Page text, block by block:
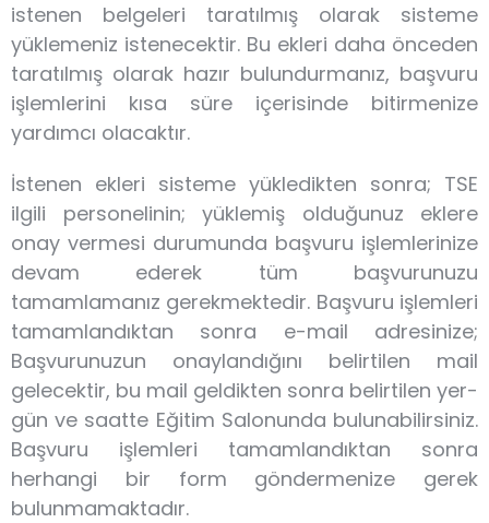
istenen belgeleri taratılmış olarak sisteme
yüklemeniz istenecektir. Bu ekleri daha önceden
taratılmış olarak hazır bulundurmanız, başvuru
işlemlerini kısa süre içerisinde bitirmenize
yardımcı olacaktır.
İstenen ekleri sisteme yükledikten sonra; TSE
ilgili personelinin; yüklemiş olduğunuz eklere
onay vermesi durumunda başvuru işlemlerinize
devam ederek tüm başvurunuzu
tamamlamanız gerekmektedir. Başvuru işlemleri
tamamlandıktan sonra e-mail adresinize;
Başvurunuzun onaylandığını belirtilen mail
gelecektir, bu mail geldikten sonra belirtilen yer-
gün ve saatte Eğitim Salonunda bulunabilirsiniz.
Başvuru işlemleri tamamlandıktan sonra
herhangi bir form göndermenize gerek
bulunmamaktadır.